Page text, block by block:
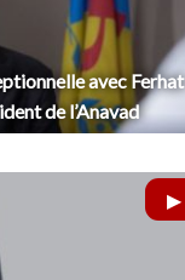
avec Ferhat
de l’Anavad